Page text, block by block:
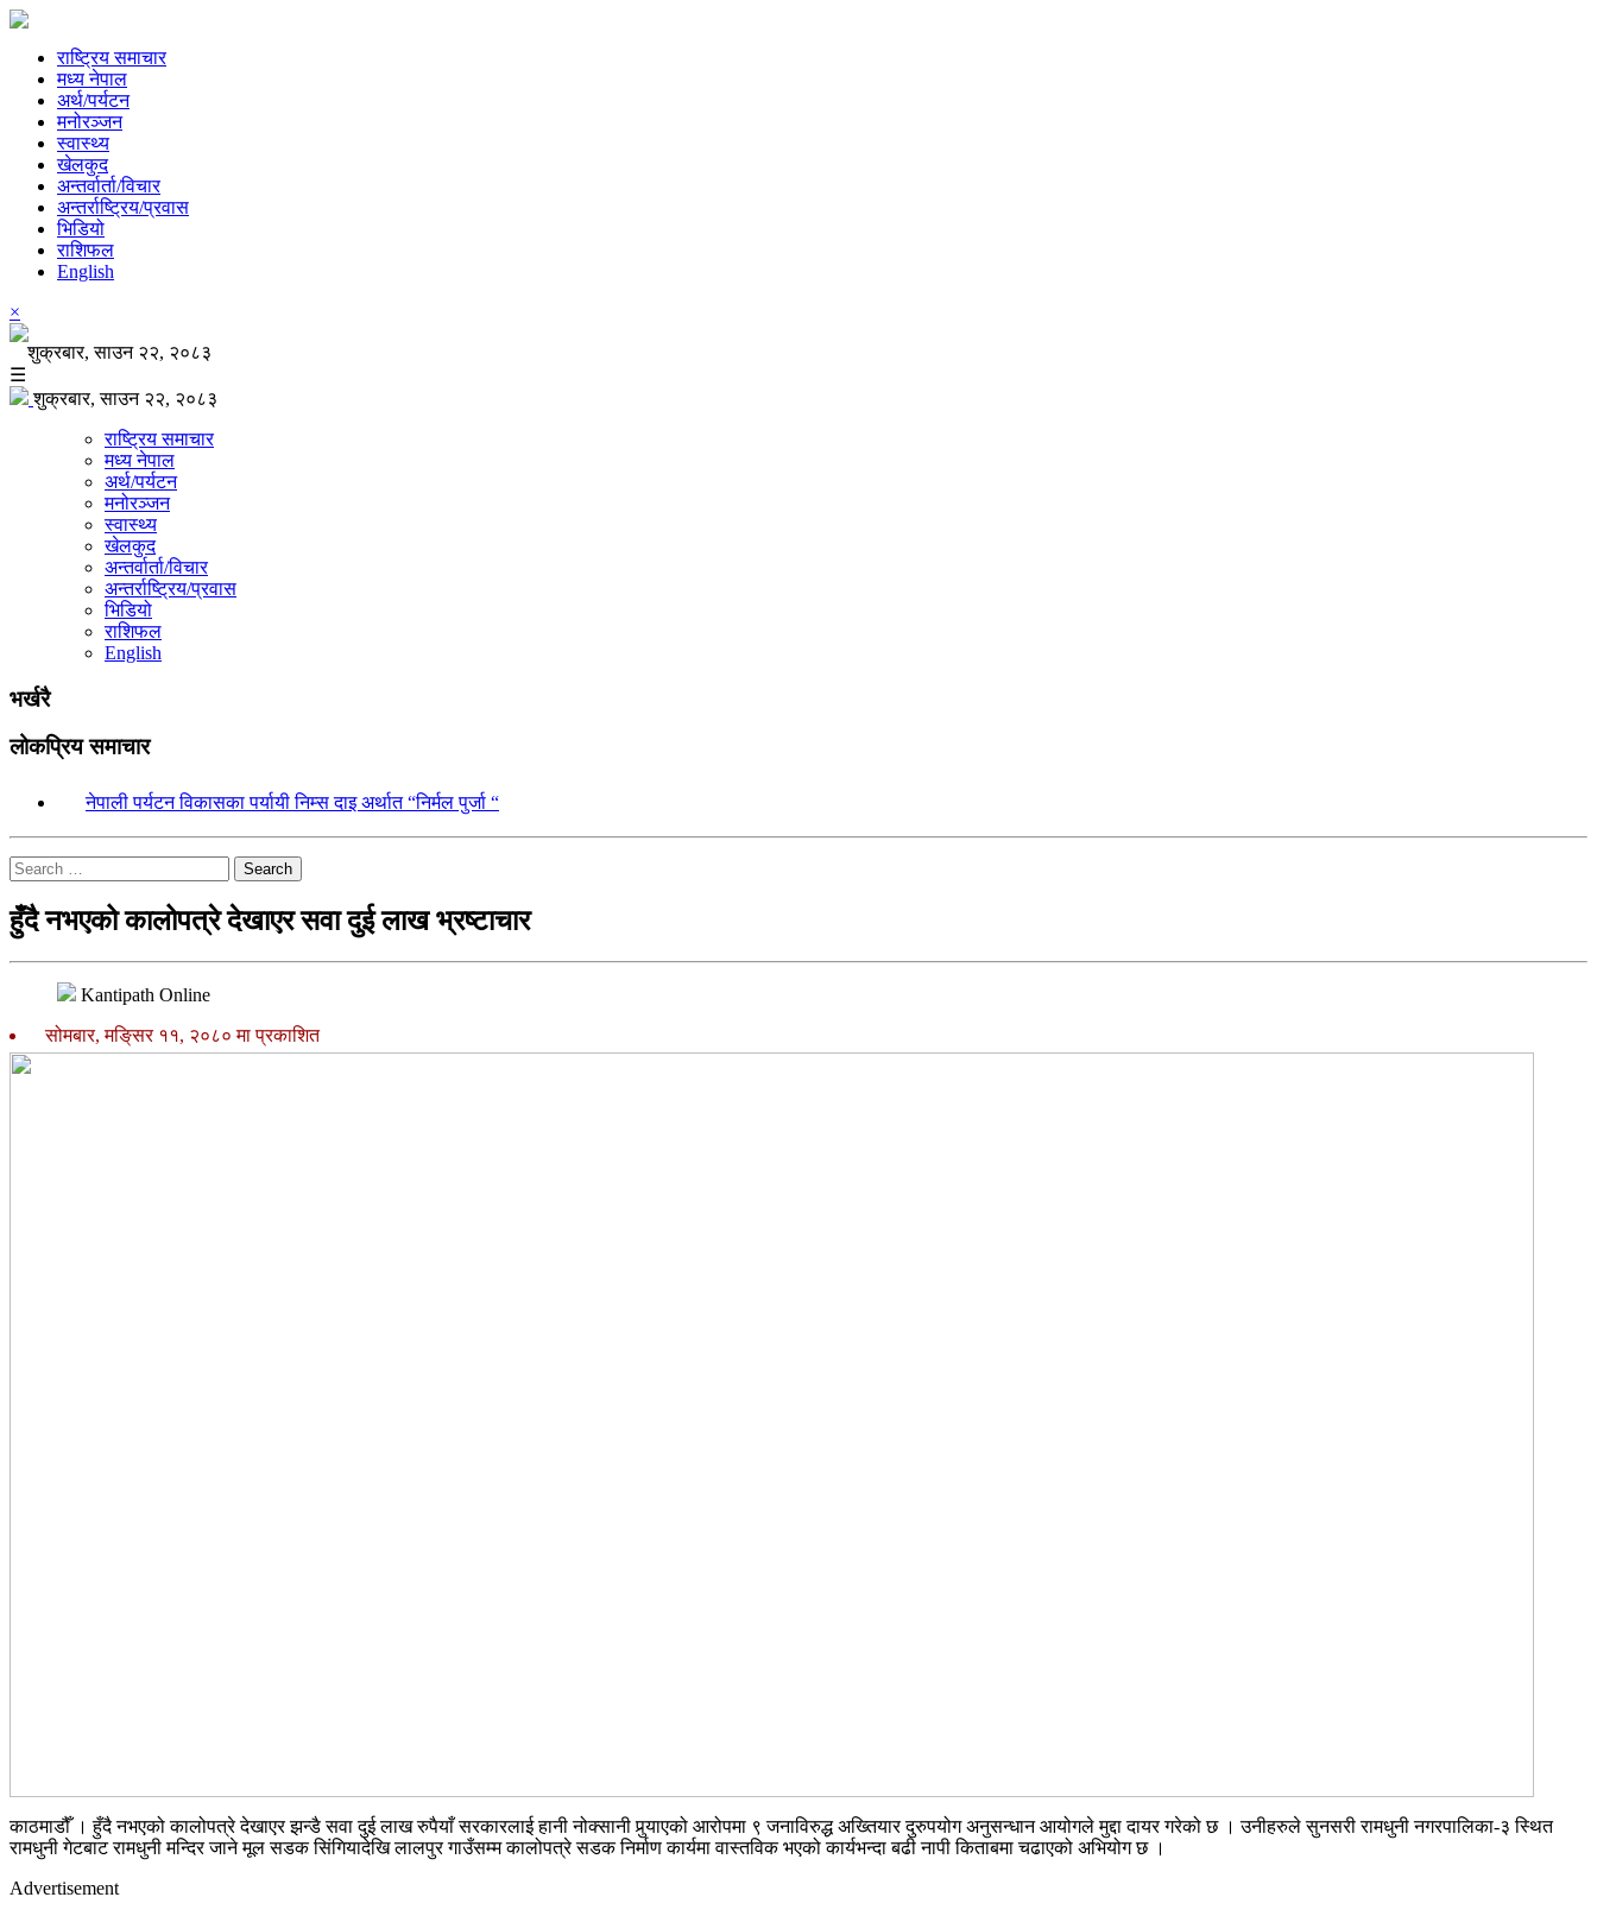
राष्ट्रिय समाचार
मध्य नेपाल
अर्थ/पर्यटन
मनोरञ्जन
स्वास्थ्य
खेलकुद
अन्तर्वार्ता/विचार
अन्तर्राष्ट्रिय/प्रवास
भिडियो
राशिफल
English
×
शुक्रबार, साउन २२, २०८३
☰
शुक्रबार, साउन २२, २०८३
राष्ट्रिय समाचार
मध्य नेपाल
अर्थ/पर्यटन
मनोरञ्जन
स्वास्थ्य
खेलकुद
अन्तर्वार्ता/विचार
अन्तर्राष्ट्रिय/प्रवास
भिडियो
राशिफल
English
भर्खरै
लोकप्रिय समाचार
नेपाली पर्यटन विकासका पर्यायी निम्स दाइ अर्थात “निर्मल पुर्जा “
Search
हुँदै नभएको कालोपत्रे देखाएर सवा दुई लाख भ्रष्टाचार
Kantipath Online
सोमबार, मङि्सर ११, २०८० मा प्रकाशित
काठमाडौँ । हुँदै नभएको कालोपत्रे देखाएर झन्डै सवा दुई लाख रुपैयाँ सरकारलाई हानी नोक्सानी पुर्‍याएको आरोपमा ९ जनाविरुद्ध अख्तियार दुरुपयोग अनुसन्धान आयोगले मुद्दा दायर गरेको छ । उनीहरुले सुनसरी रामधुनी नगरपालिका-३ स्थित
रामधुनी गेटबाट रामधुनी मन्दिर जाने मूल सडक सिंगियादेखि लालपुर गाउँसम्म कालोपत्रे सडक निर्माण कार्यमा वास्तविक भएको कार्यभन्दा बढी नापी किताबमा चढाएको अभियोग छ ।
Advertisement